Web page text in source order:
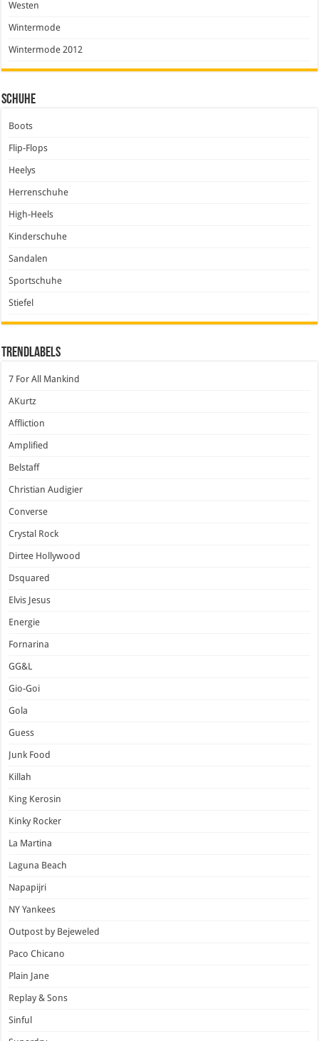
Westen
Wintermode
Wintermode 2012
Schuhe
Boots
Flip-Flops
Heelys
Herrenschuhe
High-Heels
Kinderschuhe
Sandalen
Sportschuhe
Stiefel
Trendlabels
7 For All Mankind
AKurtz
Affliction
Amplified
Belstaff
Christian Audigier
Converse
Crystal Rock
Dirtee Hollywood
Dsquared
Elvis Jesus
Energie
Fornarina
GG&L
Gio-Goi
Gola
Guess
Junk Food
Killah
King Kerosin
Kinky Rocker
La Martina
Laguna Beach
Napapijri
NY Yankees
Outpost by Bejeweled
Paco Chicano
Plain Jane
Replay & Sons
Sinful